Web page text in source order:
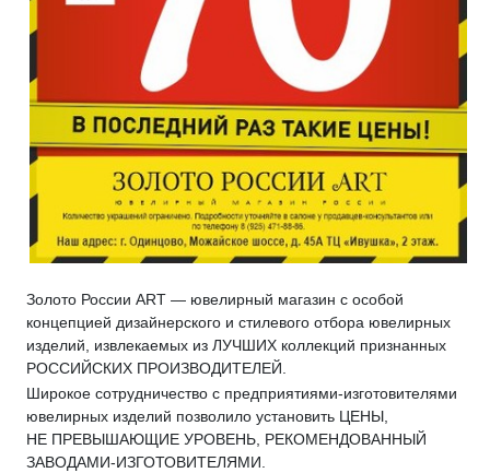
Золото России ART — ювелирный магазин с особой
концепцией дизайнерского и стилевого отбора ювелирных
изделий, извлекаемых из ЛУЧШИХ коллекций признанных
РОССИЙСКИХ ПРОИЗВОДИТЕЛЕЙ.
Широкое сотрудничество с предприятиями-изготовителями
ювелирных изделий позволило установить ЦЕНЫ,
НЕ ПРЕВЫШАЮЩИЕ УРОВЕНЬ, РЕКОМЕНДОВАННЫЙ
ЗАВОДАМИ-ИЗГОТОВИТЕЛЯМИ.